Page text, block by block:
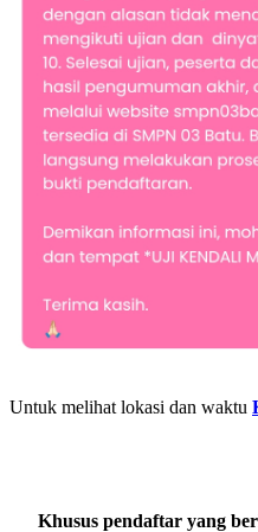
Untuk melihat lokasi dan waktu
Khusus pendaftar yang